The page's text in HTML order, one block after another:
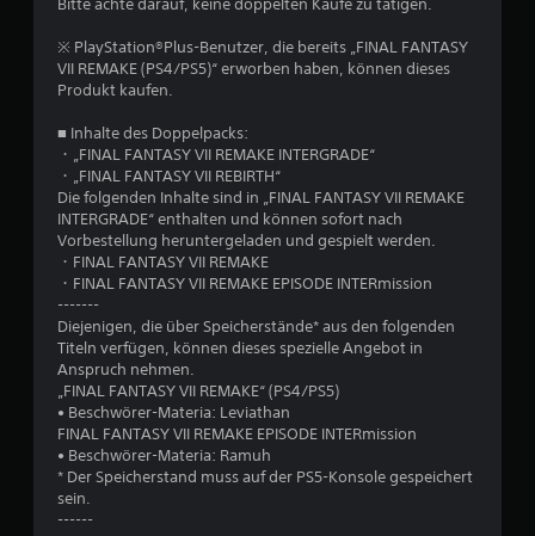
e
r
t
n
4
Bitte achte darauf, keine doppelten Käufe zu tätigen.
※ PlayStation®Plus-Benutzer, die bereits „FINAL FANTASY
VII REMAKE (PS4/PS5)“ erworben haben, können dieses
Produkt kaufen.
■ Inhalte des Doppelpacks:
・„FINAL FANTASY VII REMAKE INTERGRADE“
・„FINAL FANTASY VII REBIRTH“
Die folgenden Inhalte sind in „FINAL FANTASY VII REMAKE
INTERGRADE“ enthalten und können sofort nach
Vorbestellung heruntergeladen und gespielt werden.
・FINAL FANTASY VII REMAKE
・FINAL FANTASY VII REMAKE EPISODE INTERmission
-------
Diejenigen, die über Speicherstände* aus den folgenden
Titeln verfügen, können dieses spezielle Angebot in
Anspruch nehmen.
„FINAL FANTASY VII REMAKE“ (PS4/PS5)
• Beschwörer-Materia: Leviathan
FINAL FANTASY VII REMAKE EPISODE INTERmission
• Beschwörer-Materia: Ramuh
* Der Speicherstand muss auf der PS5-Konsole gespeichert
sein.
------